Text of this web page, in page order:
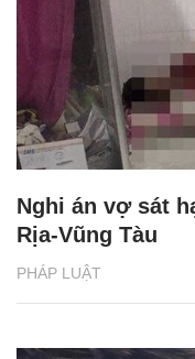
PHÁP LUẬT
Nghi án vợ sát
Rịa-Vũng Tàu